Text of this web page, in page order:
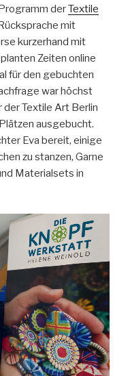
derTextile
mit
kurzerhand mit
Zeiten online
für den gebuchten
war höchst
der Textile Art Berlin
ausgebucht.
Eva bereit, einige
zu stanzen, Garne
Materialsets in